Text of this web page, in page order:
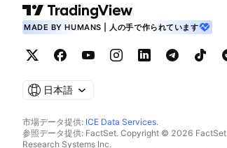
MADE BY HUMANS | 人の手で作られています
日本語
市場データ提供: ICE Data Services.
参照データ提供: FactSet. Copyright © 2026 FactSet
Research Systems Inc.